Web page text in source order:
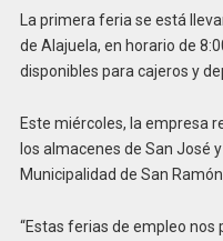
La primera feria se está
de Alajuela, en horario de
disponibles para cajeros y
Este miércoles, la empresa
los almacenes de San José
Municipalidad de San
“Estas ferias de empleo